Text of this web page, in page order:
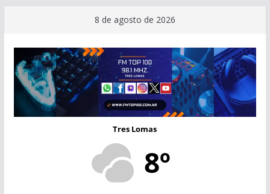
contenido
8 de agosto de 2026
Tres Lomas
8º